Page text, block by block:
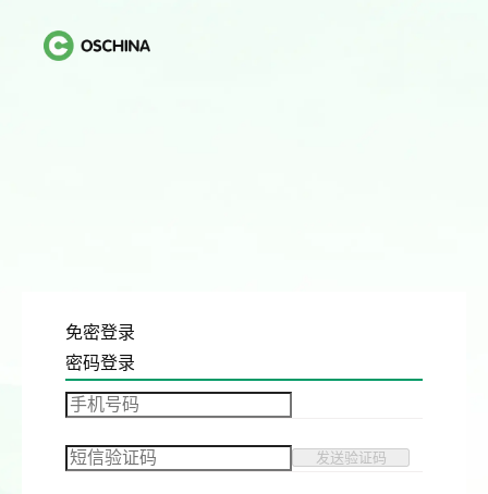
免密登录
密码登录
发送验证码